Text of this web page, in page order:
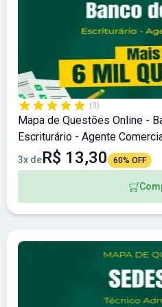
(3)
Mapa de Questões Online -
Escriturário - Agente
3x deR$ 13,30 60% OFF